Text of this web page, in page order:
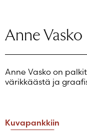
Luo uusi tili
Anne Vasko
Anne Vasko on
värikkäästä ja
Kuvapankkiin